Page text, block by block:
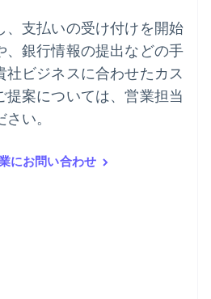
、支払いの受け付けを開始
、銀行情報の提出などの手
ビジネスに合わせたカス
提案については、営業担当
い。
にお問い合わせ